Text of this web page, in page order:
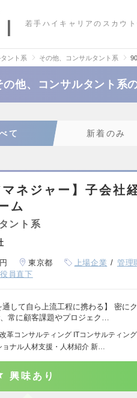
若手ハイキャリアのスカウト
ント系 その他、コンサルタント系
他、コンサルタント系
て 新着のみ
マネジャー】子会社
ム
ント系
東京都 上場企業 管理
員直下
通して自ら上流工程に携わる】 密に
常に顧客課題やプロジェク…
革コンサルティング ITコンサルティン
ナル人材支援・人材紹介 新…
興味あり